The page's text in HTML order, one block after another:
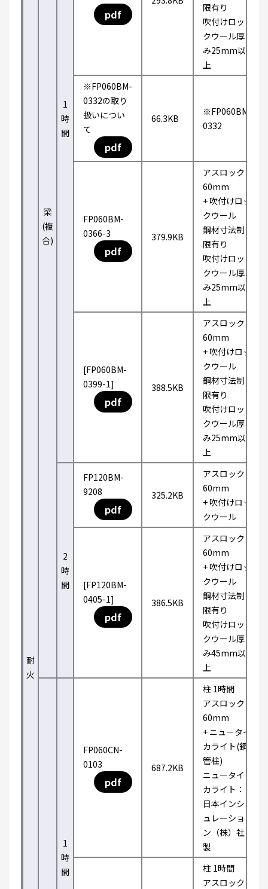
耐
火
梁
(複
合)
1
時
間
pdf
限有り
吹付けロッ
クウール厚
み25mm以
上
※FP060BM-
0332の取り
扱いについ
て
pdf
66.3KB
※FP060BM-
0332
FP060BM-
0366-3
pdf
379.9KB
アスロック
60mm
+ 吹付けロッ
クウール
鋼材寸法制
限有り
吹付けロッ
クウール厚
み25mm以
上
[FP060BM-
0399-1]
pdf
388.5KB
アスロック
60mm
+ 吹付けロッ
クウール
鋼材寸法制
限有り
吹付けロッ
クウール厚
み25mm以
上
2
時
間
FP120BM-
9208
pdf
325.2KB
アスロック
60mm
+ 吹付けロッ
クウール
[FP120BM-
0405-1]
pdf
386.5KB
アスロック
60mm
+ 吹付けロッ
クウール
鋼材寸法制
限有り
吹付けロッ
クウール厚
み45mm以
上
1
時
間
FP060CN-
0103
pdf
687.2KB
柱 1時間
アスロック
60mm
+ ニュータイ
カライト(鋼
管柱)
ニュータイ
カライト：
日本インシ
ュレーショ
ン（株）社
製
柱 1時間
アスロック